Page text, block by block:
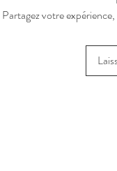
Partagez votre